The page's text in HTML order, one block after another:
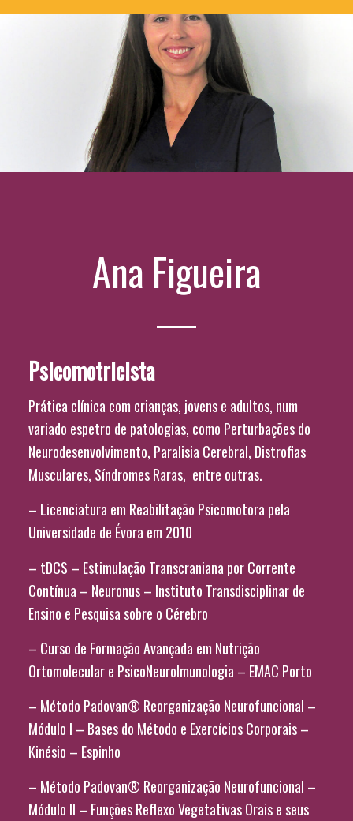
Ana Figueira
Psicomotricista
Prática clínica com crianças, jovens e adultos, num
variado espetro de patologias, como Perturbações do
Neurodesenvolvimento, Paralisia Cerebral, Distrofias
Musculares, Síndromes Raras, entre outras.
– Licenciatura em Reabilitação Psicomotora pela
Universidade de Évora em 2010
– tDCS – Estimulação Transcraniana por Corrente
Contínua – Neuronus – Instituto Transdisciplinar de
Ensino e Pesquisa sobre o Cérebro
– Curso de Formação Avançada em Nutrição
Ortomolecular e PsicoNeuroImunologia – EMAC Porto
– Método Padovan® Reorganização Neurofuncional –
Módulo I – Bases do Método e Exercícios Corporais –
Kinésio – Espinho
– Método Padovan® Reorganização Neurofuncional –
Módulo II – Funções Reflexo Vegetativas Orais e seus